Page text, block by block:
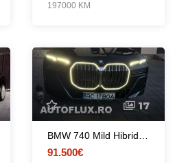
197000 KM
17
BMW 740 Mild Hibrid Iconic Glow M PRO PACHET
91.500€